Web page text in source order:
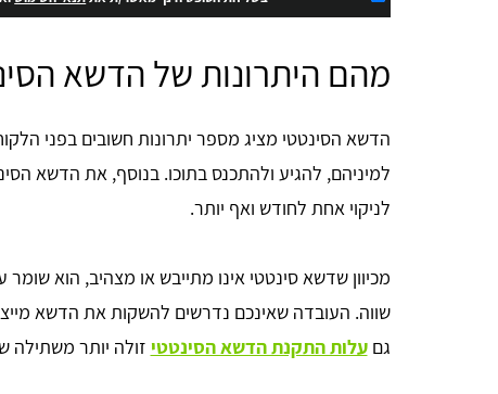
מהם היתרונות של הדשא
הדשא הסינטטי מציג מספר יתרונות חשובים בפני
למיניהם, להגיע ולהתכנס בתוכו. בנוסף, את הדשא
לניקוי אחת לחודש ואף יותר.
מכיוון שדשא סינטטי אינו מתייבש או מצהיב, הוא
שווה. העובדה שאינכם נדרשים להשקות את הדשא
גםעלות התקנת הדשא הסינטטי זולה יותר